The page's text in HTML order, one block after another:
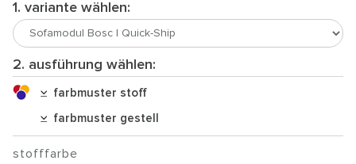
1. variante wählen:
2. ausführung wählen:
farbmuster stoff
farbmuster gestell
stofffarbe